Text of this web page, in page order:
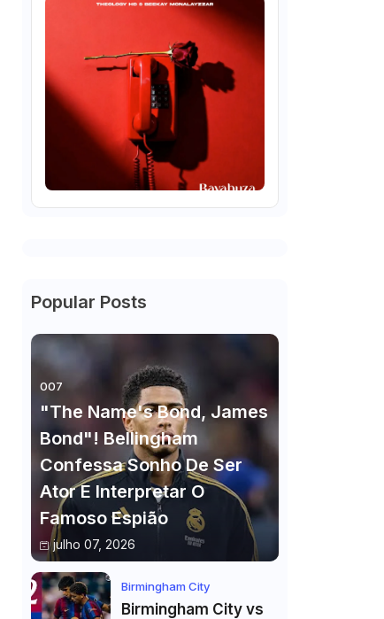
Popular Posts
007
"The Name's Bond, James
Bond"! Bellingham
Confessa Sonho De Ser
Ator E Interpretar O
Famoso Espião
julho 07, 2026
Birmingham City
Birmingham City vs